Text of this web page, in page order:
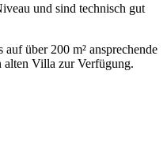
und sind technisch gut
über 200 m² ansprechende
alten Villa zur Verfügung.